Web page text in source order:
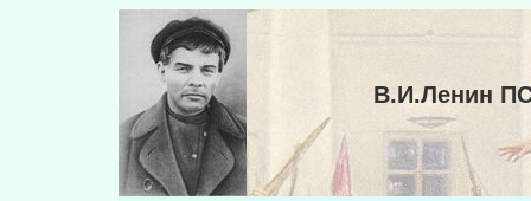
В.И.Ленин